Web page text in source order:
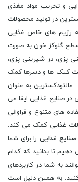
و تخریب مواد مغذی
در تولید محصولات
به رژیم های خاص غذایی
سطح گلوکز خون به صورت
پزی، در شیرینی پزی،
کیک ها و دسرها کمک
به عنوان
در صنایع غذایی ایفا می
های متنوع و فراوانی
غذایی کمک می کند.
غذایی را برای شما
تا بدانید که کدام
به شما در کاربردهای
به همین دلیل است